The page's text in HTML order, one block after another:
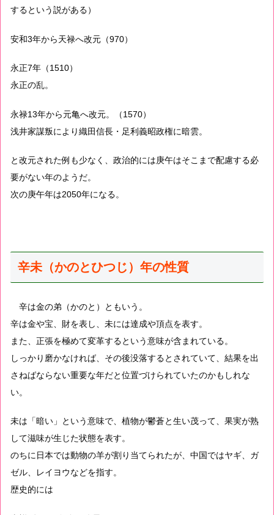
するという説がある）
安和3年から天禄へ改元（970）
永正7年（1510）
永正の乱。
永禄13年から元亀へ改元。（1570）
浅井家謀叛により織田信長・足利義昭政権に暗雲。
と改元された例も少なく、政治的には庚午はそこまで配慮する必
要がない年のようだ。
次の庚午年は2050年になる。
辛未（かのとひつじ）年の性質
辛は金の弟（かのと）ともいう。
辛は金や宝、財を表し、未には達成や頂点を表す。
また、正張を極めて変革するという意味が含まれている。
しっかり磨かなければ、その後没落するとされていて、結果を出
さねばならない重要な年だと位置づけられていたのかもしれな
い。
未は「暗い」という意味で、植物が鬱蒼と生い茂って、果実が熟
して滋味が生じた状態を表す。
のちに日本では動物の羊が割り当てられたが、中国ではヤギ、ガ
ゼル、レイヨウなどを指す。
歴史的には